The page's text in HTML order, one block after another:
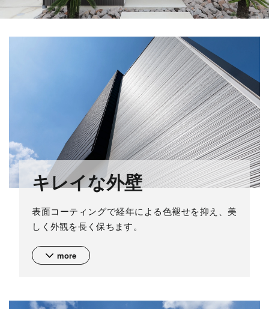
キレイな外壁
表面コーティングで経年による色褪せを抑え、美
しく外観を長く保ちます。
more